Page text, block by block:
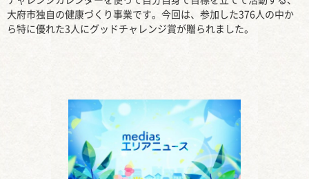
大府市独自の健康づくり事業です。今回は、参加した376人の中か
ら特に優れた3人にグッドチャレンジ賞が贈られました。